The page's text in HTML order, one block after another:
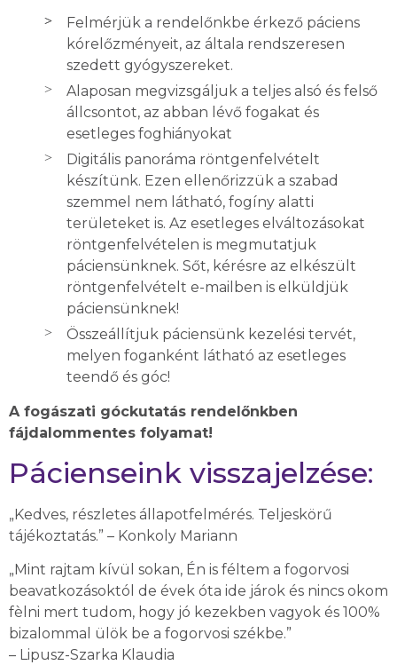
Felmérjük a rendelőnkbe érkező páciens
kórelőzményeit, az általa rendszeresen
szedett gyógyszereket.
Alaposan megvizsgáljuk a teljes alsó és felső
állcsontot, az abban lévő fogakat és
esetleges foghiányokat
Digitális panoráma röntgenfelvételt
készítünk. Ezen ellenőrizzük a szabad
szemmel nem látható, fogíny alatti
területeket is. Az esetleges elváltozásokat
röntgenfelvételen is megmutatjuk
páciensünknek. Sőt, kérésre az elkészült
röntgenfelvételt e-mailben is elküldjük
páciensünknek!
Összeállítjuk páciensünk kezelési tervét,
melyen foganként látható az esetleges
teendő és góc!
A fogászati góckutatás rendelőnkben
fájdalommentes folyamat!
Pácienseink visszajelzése:
„Kedves, részletes állapotfelmérés. Teljeskörű
tájékoztatás.” – Konkoly Mariann
„Mint rajtam kívül sokan, Én is féltem a fogorvosi
beavatkozásoktól de évek óta ide járok és nincs okom
fèlni mert tudom, hogy jó kezekben vagyok és 100%
bizalommal ülök be a fogorvosi székbe.”
– Lipusz-Szarka Klaudia